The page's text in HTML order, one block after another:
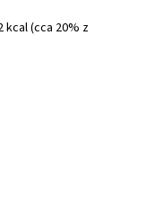
kcal (cca 20% z